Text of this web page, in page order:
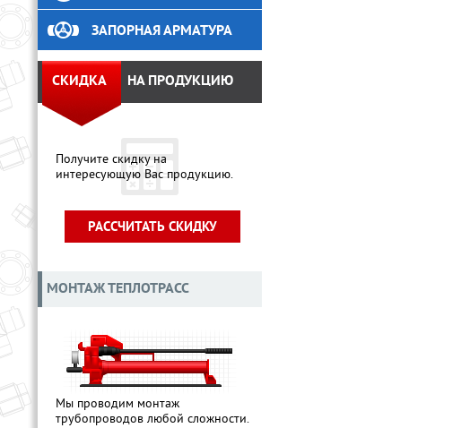
ЗАПОРНАЯ АРМАТУРА
Получите скидку на
интересующую Вас продукцию.
СКИДКА НА ПРОДУКЦИЮ
РАССЧИТАТЬ СКИДКУ
МОНТАЖ ТЕПЛОТРАСС
Мы проводим монтаж
трубопроводов любой сложности.